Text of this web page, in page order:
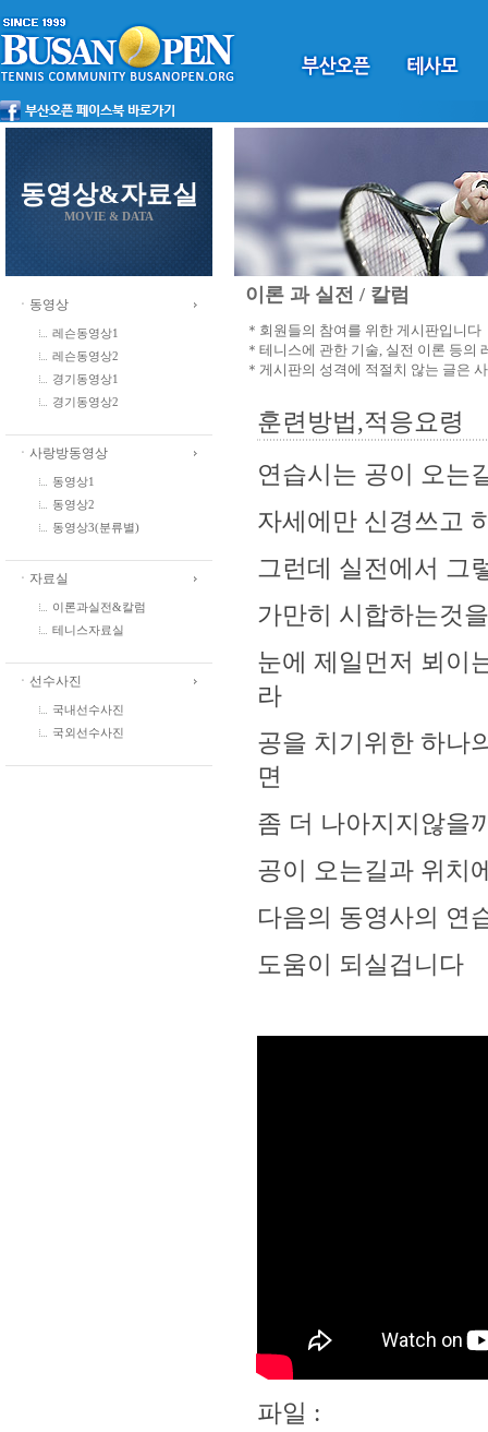
동영상&자료실
MOVIE & DATA
ㆍ동영상
레슨동영상1
레슨동영상2
경기동영상1
경기동영상2
ㆍ사랑방동영상
동영상1
동영상2
동영상3(분류별)
ㆍ자료실
이론과실전&칼럼
테니스자료실
ㆍ선수사진
국내선수사진
국외선수사진
이론 과 실전 / 칼럼
＊회원들의 참여를 위한 게시판입니다
＊테니스에 관한 기술, 실전 이론 등의
＊게시판의 성격에 적절치 않는 글은
훈련방법,적응요령
연습시는 공이 오는
자세에만 신경쓰고
그런데 실전에서 그
가만히 시합하는것
눈에 제일먼저 뵈이
라
공을 치기위한 하나
면
좀 더 나아지지않을
공이 오는길과 위치
다음의 동영사의 연
도움이 되실겁니다
파일 :